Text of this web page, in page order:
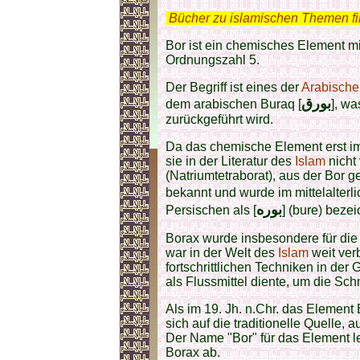
Bücher zu islamischen Themen
Bor ist ein chemisches Element
Ordnungszahl 5.
Der Begriff ist eines der
dem arabischen Buraq [بورق],
zurückgeführt wird.
Da das chemische Element erst
sie in der Literatur desIslamnicht
(Natriumtetraborat), aus der Bor
bekannt und wurde im
Persischen als [بوره] (bure)
Borax wurde insbesondere für
war in der Welt desIslamweit
fortschrittlichen Techniken in der
als Flussmittel diente, um die
Als im 19. Jh. n.Chr. das
sich auf die traditionelle Quelle,
Der Name "Bor" für das Element
Borax ab.